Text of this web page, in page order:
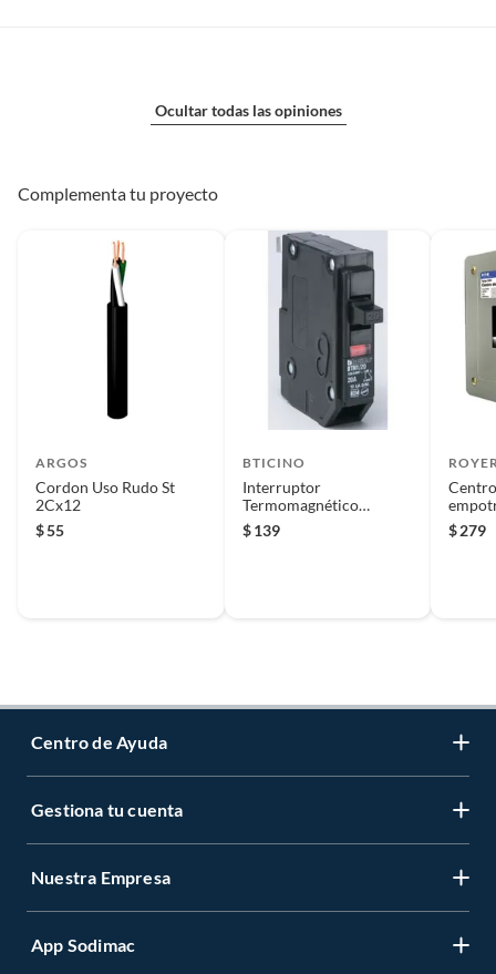
Ocultar todas las opiniones
Complementa tu proyecto
ARGOS
Cordon Uso Rudo St
2Cx12
$55
BTICINO
Interruptor
Termomagnético
Enchufable 1 X 20A
120V-240V
$ 139
50A
$279
Centro de Ayuda
Servicio al Cliente
Venta a empresas
Gestiona tu cuenta
Gestiona tu cuenta
Nuestra Empresa
Nuestras tiendas
App Sodimac